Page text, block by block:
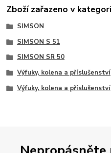
Zboží zařazeno v
SIMSON
SIMSON S 51
SIMSON SR 50
Výfuky, kolena a příslušenství
Výfuky, kolena a příslušenství